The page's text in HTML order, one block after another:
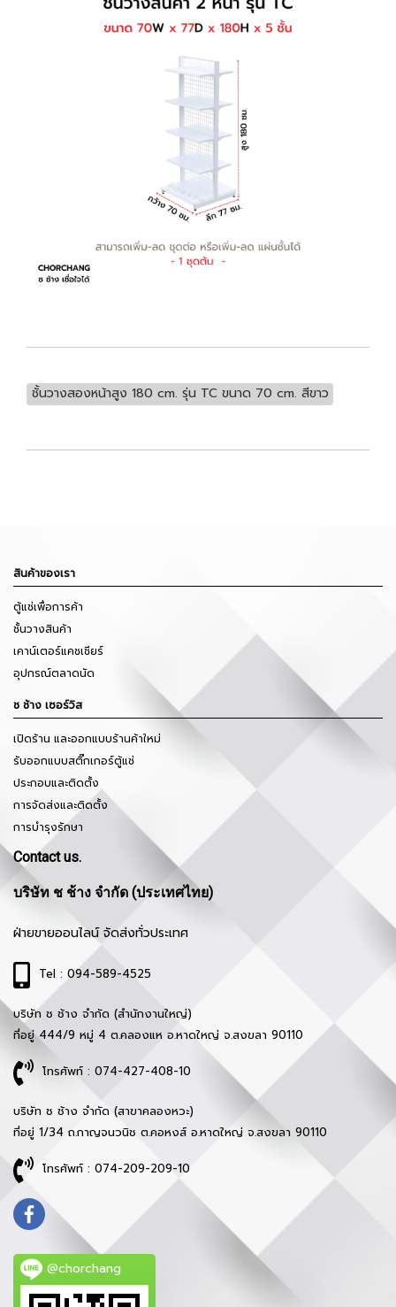
ชั้นวางสองหน้าสูง 180 cm. รุ่น TC ขนาด 70 cm. สีขาว
สินค้าของเรา
ตู้แช่เพื่อการค้า
ชั้นวางสินค้า
เคาน์เตอร์แคชเชียร์
อุปกรณ์ตลาดนัด
ช ช้าง เซอร์วิส
เปิดร้าน และออกแบบร้านค้าใหม่
รับออกแบบสติ๊กเกอร์ตู้แช่
ประกอบและติดตั้ง
การจัดส่งและติดตั้ง
การบำรุงรักษา
Contact us.
บริษัท ช ช้าง จำกัด (ประเทศไทย)
ฝ่ายขายออนไลน์ จัดส่งทั่วประเทศ
Tel : 094-589-4525
บริษัท ช ช้าง จำกัด (สำนักงานใหญ่)
ที่อยู่ 444/9 หมู่ 4 ต.คลองแห อ.หาดใหญ่ จ.สงขลา 90110
โทรศัพท์ : 074-427-408-10
บริษัท ช ช้าง จำกัด (สาขาคลองหวะ)
ที่อยู่ 1/34 ถ.กาญจนวนิช ต.คอหงส์ อ.หาดใหญ่ จ.สงขลา 90110
โทรศัพท์ : 074-209-209-10
@chorchang